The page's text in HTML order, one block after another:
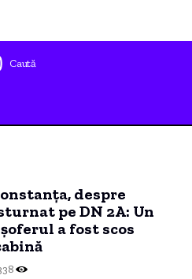
Caută
despre
pe DN 2A: Un
a fost scos